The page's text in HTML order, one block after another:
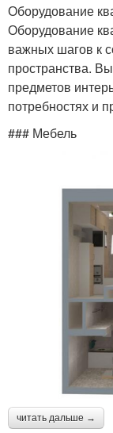
Оборудование
Оборудование
важных шагов к
пространства.
предметов
потребностях и
### Мебель
читать дальше →